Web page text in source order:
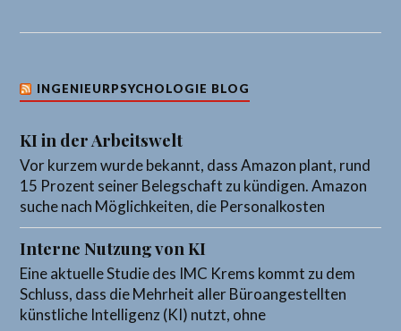
INGENIEURPSYCHOLOGIE BLOG
KI in der Arbeitswelt
Vor kurzem wurde bekannt, dass Amazon plant, rund
15 Prozent seiner Belegschaft zu kündigen. Amazon
suche nach Möglichkeiten, die Personalkosten
Interne Nutzung von KI
Eine aktuelle Studie des IMC Krems kommt zu dem
Schluss, dass die Mehrheit aller Büroangestellten
künstliche Intelligenz (KI) nutzt, ohne